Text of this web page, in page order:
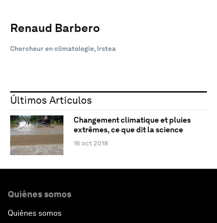
Renaud Barbero
Chercheur en climatologie, Irstea
Últimos Artículos
Changement climatique et pluies
extrêmes, ce que dit la science
16 oct 2018
Quiénes somos
Quiénes somos